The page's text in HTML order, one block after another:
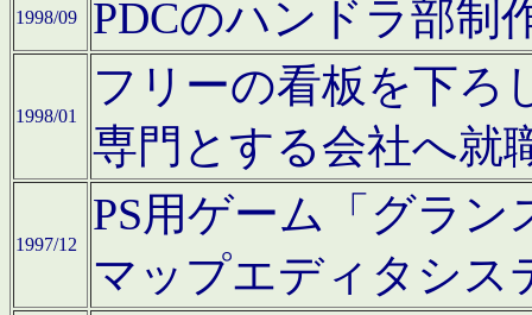
1998/09 PDCのハンドラ部制
1998/01
フリーの看板を下ろ
専門とする会社へ就
1997/12
PS用ゲーム「グラン
マップエディタシス